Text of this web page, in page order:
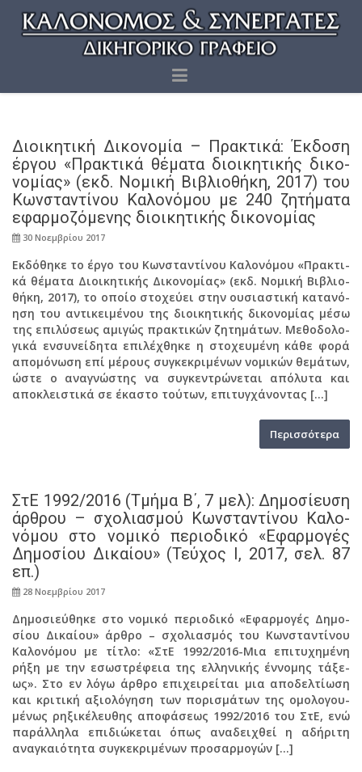
Διοι­κη­τι­κή Δι­κο­νο­μία – Πρα­κτι­κά: Έκ­δο­ση
έργου «Πρα­κτι­κά θέ­μα­τα διοι­κη­τι­κής δι­κο­
νο­μί­ας» (εκδ. Νο­μι­κή Βι­βλιο­θή­κη, 2017) του
Κων­στα­ντί­νου Κα­λο­νό­μου με 240 ζη­τή­μα­τα
εφαρ­μο­ζό­με­νης διοι­κη­τι­κής δι­κο­νο­μί­ας
30 Νο­εμ­βρί­ου 2017
Εκ­δό­θη­κε το έργο του Κων­στα­ντί­νου Κα­λο­νό­μου «Πρα­κτι­
κά θέ­μα­τα Διοι­κη­τι­κής Δι­κο­νο­μί­ας» (εκδ. Νο­μι­κή Βι­βλιο­
θή­κη, 2017), το οποίο στο­χεύ­ει στην ου­σια­στι­κή κα­τα­νό­
η­ση του αντι­κει­μέ­νου της διοι­κη­τι­κής δι­κο­νο­μί­ας μέσω
της επι­λύ­σε­ως αμι­γώς πρα­κτι­κών ζη­τη­μά­των. Με­θο­δο­λο­
γι­κά εν­συ­νεί­δη­τα επι­λέ­χθη­κε η στο­χευ­μέ­νη κάθε φορά
απο­μό­νω­ση επί μέ­ρους συ­γκε­κρι­μέ­νων νο­μι­κών θε­μά­των,
ώστε ο ανα­γνώ­στης να συ­γκε­ντρώ­νε­ται από­λυ­τα και
απο­κλει­στι­κά σε έκα­στο τού­των, επι­τυγ­χά­νο­ντας […]
Πε­ρισ­σό­τε­ρα
ΣτΕ 1992/2016 (Τμήμα Β΄, 7 μελ): Δη­μο­σί­ευ­ση
άρ­θρου – σχο­λια­σμού Κων­στα­ντί­νου Κα­λο­
νό­μου στο νο­μι­κό πε­ριο­δι­κό «Εφαρ­μο­γές
Δη­μο­σί­ου Δι­καί­ου» (Τεύ­χος Ι, 2017, σελ. 87
επ.)
28 Νο­εμ­βρί­ου 2017
Δη­μο­σιεύ­θη­κε στο νο­μι­κό πε­ριο­δι­κό «Εφαρ­μο­γές Δη­μο­
σί­ου Δι­καί­ου» άρθρο – σχο­λια­σμός του Κων­στα­ντί­νου
Κα­λο­νό­μου με τίτλο: «ΣτΕ 1992/2016-Μια επι­τυ­χη­μέ­νη
ρήξη με την εσω­στρέ­φεια της ελ­λη­νι­κής έν­νο­μης τά­ξε­
ως». Στο εν λόγω άρθρο επι­χει­ρεί­ται μια απο­δελ­τί­ω­ση
και κρι­τι­κή αξιο­λό­γη­ση των πο­ρι­σμά­των της ομο­λο­γου­
μέ­νως ρη­ξι­κέ­λευ­θης απο­φά­σε­ως 1992/2016 του ΣτΕ, ενώ
πα­ράλ­λη­λα επι­διώ­κε­ται όπως ανα­δει­χθεί η αδή­ρι­τη
ανα­γκαιό­τη­τα συ­γκε­κρι­μέ­νων προ­σαρ­μο­γών […]